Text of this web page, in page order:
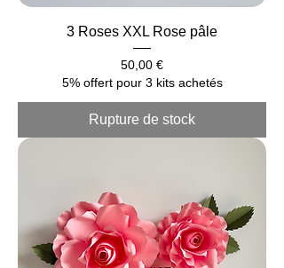
3 Roses XXL Rose pâle
Prix
50,00 €
5% offert pour 3 kits achetés
Rupture de stock